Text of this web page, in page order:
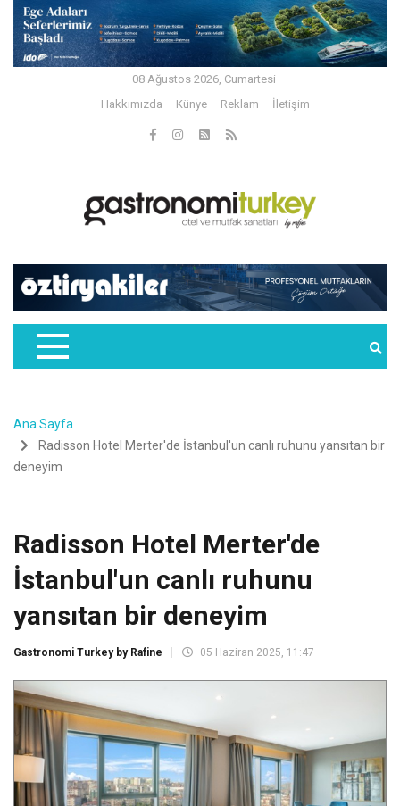
08 Ağustos 2026, Cumartesi
Hakkımızda
Künye Reklam İletişim
Ana Sayfa
Radisson Hotel Merter'de İstanbul'un canlı ruhunu yansıtan bir
deneyim
Radisson Hotel Merter'de
İstanbul'un canlı ruhunu
yansıtan bir deneyim
Gastronomi Turkey by Rafine 05 Haziran 2025, 11:47